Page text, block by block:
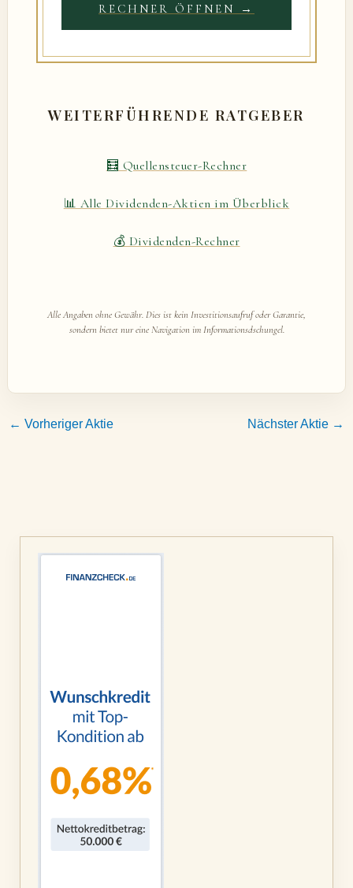
RECHNER ÖFFNEN →
WEITERFÜHRENDE RATGEBER
🧮 Quellensteuer-Rechner
📊 Alle Dividenden-Aktien im Überblick
💰 Dividenden-Rechner
Alle Angaben ohne Gewähr. Dies ist kein Investitionsaufruf oder Garantie,
sondern bietet nur eine Navigation im Informationsdschungel.
← Vorheriger Aktie Nächster Aktie →